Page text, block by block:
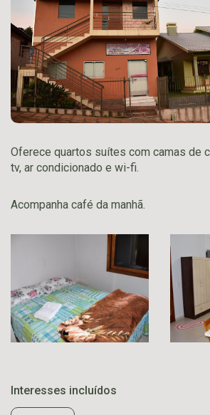
Oferece quartos suítes com camas de
tv, ar condicionado e wi-fi.
Acompanha café da manhã.
Interesses incluídos